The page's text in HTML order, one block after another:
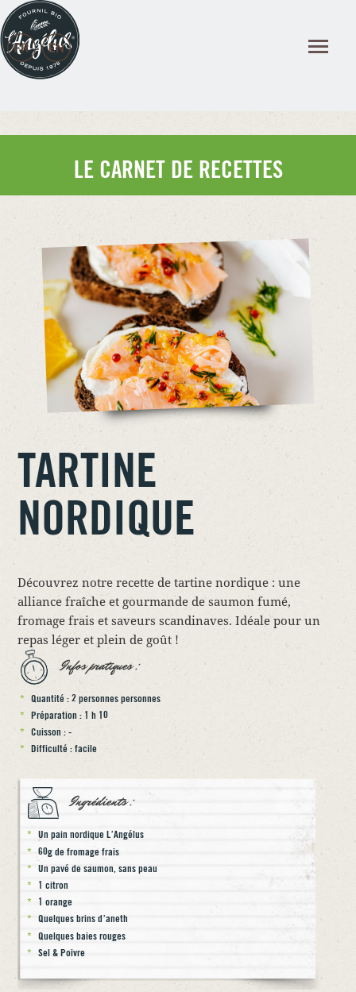
LE CARNET DE RECETTES
TARTINE
NORDIQUE
Découvrez notre recette de tartine nordique : une
alliance fraîche et gourmande de saumon fumé,
fromage frais et saveurs scandinaves. Idéale pour un
repas léger et plein de goût !
Infos pratiques :
Quantité : 2 personnes personnes
Préparation : 1 h 10
Cuisson : -
Difficulté : facile
Ingrédients :
Un pain nordique L’Angélus
60g de fromage frais
Un pavé de saumon, sans peau
1 citron
1 orange
Quelques brins d’aneth
Quelques baies rouges
Sel & Poivre
Panneau de gestion des cookies